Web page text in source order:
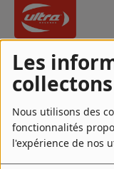
Les
collectons
Nous utilisons des
fonctionnalités
l'expérience de nos
8